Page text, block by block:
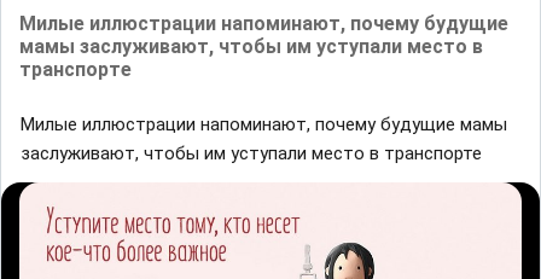
Милые иллюстрации напоминают, почему будущие
мамы заслуживают, чтобы им уступали место в
транспорте
Милые иллюстрации напоминают, почему будущие мамы
заслуживают, чтобы им уступали место в транспорте